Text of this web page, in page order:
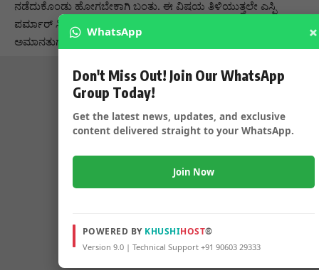
ನಡೆದುಕೊಂಡು ಹೋಗಬೇಕಾಗಿ ಬಂತು. ಈ ವಿಷಯ ತಿಳಿಯುತ್ತಲೇ ಎಸ್ಪಿ
ಪರ್ಮಾರ್ ಸ್ಮಿಟ್ ಪರಷೋತ್ತಮ್ ದಾಸ್ ರೀನಾ ಬಕ್ಸಲ್ ಅವರನ್ನು
ಅಮಾನತುಗೊಳಿಸಿದ್ದಾರೆ
WhatsApp ×
Don't Miss Out! Join Our WhatsApp
Group Today!
Get the latest news, updates, and exclusive
content delivered straight to your WhatsApp.
Join Now
POWERED BY KHUSHIHOST®
Version 9.0 | Technical Support +91 90603 29333